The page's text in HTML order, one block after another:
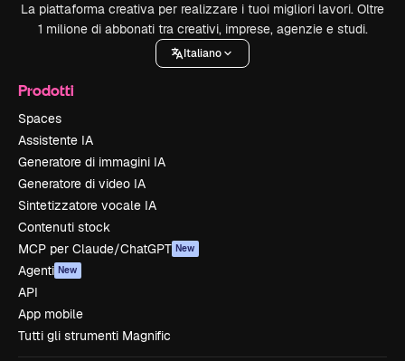
La piattaforma creativa per realizzare i tuoi migliori lavori. Oltre
1 milione di abbonati tra creativi, imprese, agenzie e studi.
Italiano
Prodotti
Spaces
Assistente IA
Generatore di immagini IA
Generatore di video IA
Sintetizzatore vocale IA
Contenuti stock
MCP per Claude/ChatGPT New
Agenti New
API
App mobile
Tutti gli strumenti Magnific